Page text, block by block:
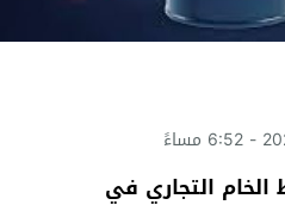
الخام التجاري في